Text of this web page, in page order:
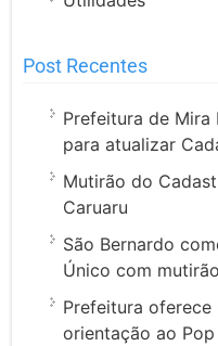
Post Recentes
Prefeitura de
para atualizar
Mutirão do
Caruaru
São Bernardo
Único com
Prefeitura
orientação ao Pop